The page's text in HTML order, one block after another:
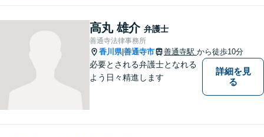
高丸 雄介 弁護士
善通寺法律事務所
香川県|善通寺市 善通寺駅 から徒歩10分
必要とされる弁護士となれる
よう日々精進します
詳細を見
る